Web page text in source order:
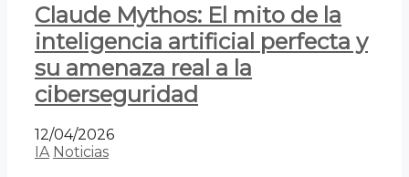
Claude Mythos: El mito de la
inteligencia artificial perfecta y
su amenaza real a la
ciberseguridad
12/04/2026
IA Noticias